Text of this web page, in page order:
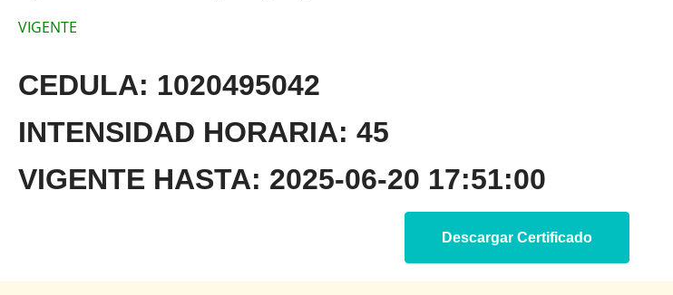
VIGENTE
CEDULA: 1020495042
INTENSIDAD HORARIA: 45
VIGENTE HASTA: 2025-06-20 17:51:00
Descargar Certificado